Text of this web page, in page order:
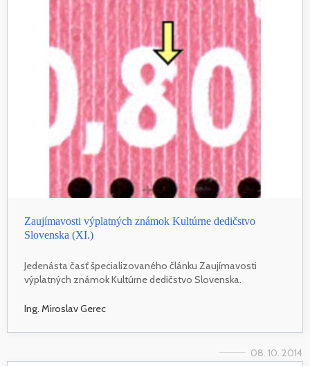
Zaujímavosti výplatných známok Kultúrne dedičstvo
Slovenska (XI.)
Jedenásta časť špecializovaného článku Zaujímavosti
výplatných známok Kultúrne dedičstvo Slovenska.
Ing. Miroslav Gerec
08. 10. 2014